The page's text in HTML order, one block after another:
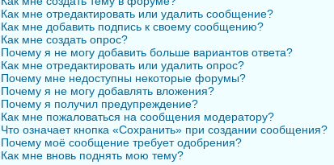
Как мне отредактировать или удалить сообщение?
Как мне добавить подпись к своему сообщению?
Как мне создать опрос?
Почему я не могу добавить больше вариантов ответа?
Как мне отредактировать или удалить опрос?
Почему мне недоступны некоторые форумы?
Почему я не могу добавлять вложения?
Почему я получил предупреждение?
Как мне пожаловаться на сообщения модератору?
Что означает кнопка «Сохранить» при создании сообщения?
Почему моё сообщение требует одобрения?
Как мне вновь поднять мою тему?